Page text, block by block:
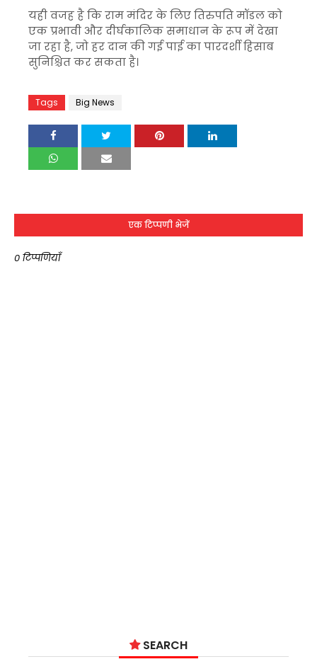
यही वजह है कि राम मंदिर के लिए तिरुपति मॉडल को
एक प्रभावी और दीर्घकालिक समाधान के रूप में देखा
जा रहा है, जो हर दान की गई पाई का पारदर्शी हिसाब
सुनिश्चित कर सकता है।
Tags Big News
एक टिप्पणी भेजें
0 टिप्पणियाँ
SEARCH